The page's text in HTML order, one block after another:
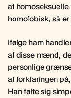
at
homofobisk, så er
Ifølge ham
af disse mænd,
personlige
af forklaringen
Han følte sig